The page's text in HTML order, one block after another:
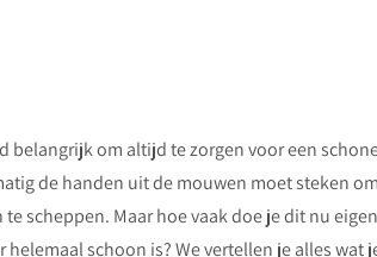
om altijd te zorgen voor een
de handen uit de mouwen moet steken
scheppen. Maar hoe vaak doe je dit nu
schoon is? We vertellen je alles wat